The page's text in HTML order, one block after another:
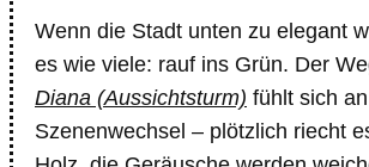
Wenn die Stadt unten zu elegant
es wie viele: rauf ins Grün. Der
Diana (Aussichtsturm) fühlt sich
Szenenwechsel – plötzlich riecht